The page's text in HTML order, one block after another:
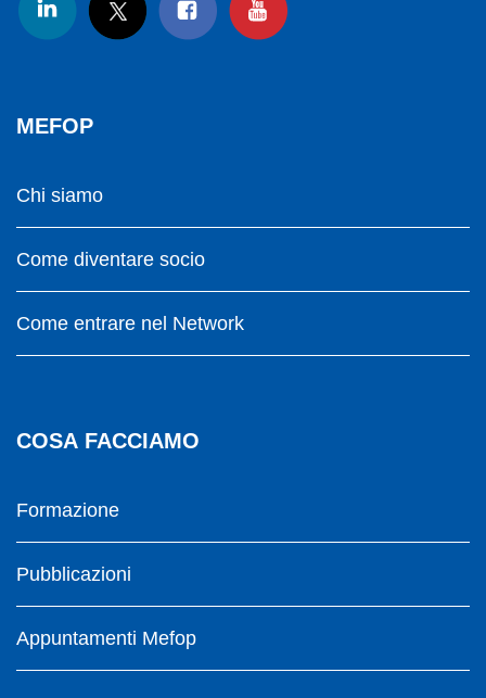
MEFOP
Chi siamo
Come diventare socio
Come entrare nel Network
COSA FACCIAMO
Formazione
Pubblicazioni
Appuntamenti Mefop